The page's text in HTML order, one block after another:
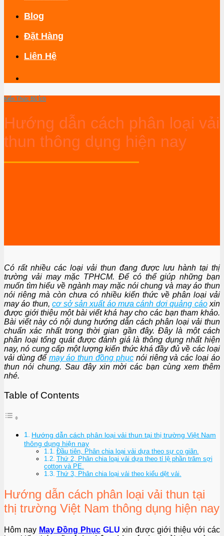
Blog
Đặt Hàng
Liên Hệ
Kiến Thức Bổ Ích
Hướng dẫn cách phân loại vải
thun thông dụng hiện nay
Có rất nhiều các loại vải thun đang được lưu hành tại thị
trường vải may mặc TPHCM. Để có thể giúp những bạn
muốn tìm hiểu về ngành may mặc nói chung và may áo thun
nói riêng mà còn chưa có nhiều kiến thức về phân loại vải
may áo thun,cơ sở sản xuất áo mưa cánh dơi quảng cáoxin
được giới thiệu một bài viết khá hay cho các bạn tham khảo.
Bài viết này có nội dung hướng dẫn cách phân loại vải thun
chuẩn xác nhất trong thời gian gần đây. Đây là một cách
phân loại tổng quát được đánh giá là thông dụng nhất hiện
nay, nó cung cấp một lượng kiến thức khá đầy đủ về các loại
vải dùng để may áo thun đồng phụcnói riêng và các loại áo
thun nói chung. Sau đây xin mời các bạn cùng xem thêm
nhé.
Table of Contents
Hướng dẫn cách phân loại vải thun tại thị trường Việt Nam
thông dụng hiện nay
Đầu tiên, Phân chia loại vải dựa theo sự co giãn.
Thứ 2, Phân chia loại vải dựa theo tỉ lệ phần trăm sợi
cotton và PE.
Thứ 3, Phân chia loại vải theo kiểu dệt vải.
Hướng dẫn cách phân loại vải thun tại
thị trường Việt Nam thông dụng hiện nay
Hôm nay May Đồng PhụcGLU xin được giới thiệu với các